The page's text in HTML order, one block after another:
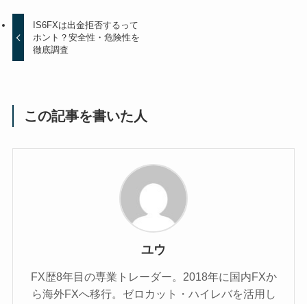
IS6FXは出金拒否するって
ホント？安全性・危険性を
徹底調査
この記事を書いた人
ユウ
FX歴8年目の専業トレーダー。2018年に国内FXか
ら海外FXへ移行。ゼロカット・ハイレバを活用し